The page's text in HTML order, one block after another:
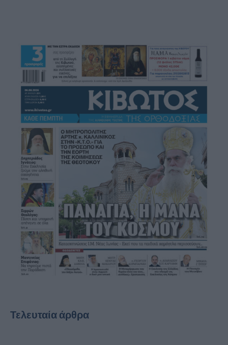
Τελευταία άρθρα